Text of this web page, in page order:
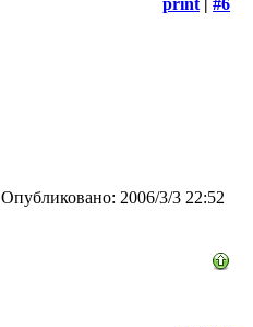
print | #6
Опубликовано: 2006/3/3 22:52